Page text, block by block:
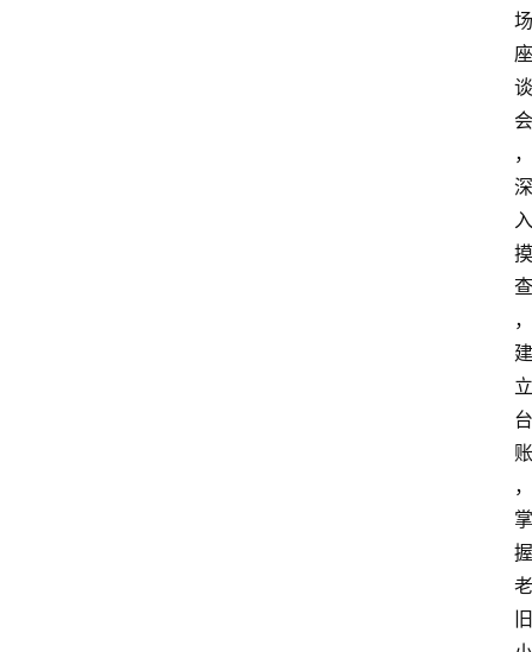
场
座
谈
会
，
深
入
摸
查
，
建
立
台
账
，
掌
握
老
旧